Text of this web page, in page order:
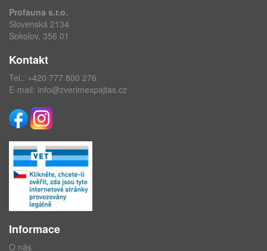
Profauna s.r.o.
Slovenská 2134
Sokolov, 356 01
Kontakt
Tel.: +420 777 800 276
E-mail: info@zverimexpajtas.cz
Informace
O nás